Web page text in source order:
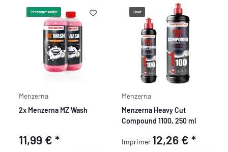
Précommander
Menzerna
2x Menzerna MZ Wash
11,99 €*
Haut
Menzerna
Menzerna Heavy Cut
Compound 1100, 250 ml
Imprimer 12,26 € *